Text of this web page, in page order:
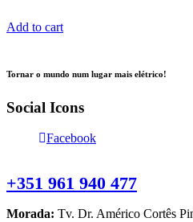
Add to cart
Tornar o mundo num lugar mais elétrico!
Social Icons
Facebook
+351 961 940 477
Morada: Tv. Dr. Américo Cortês